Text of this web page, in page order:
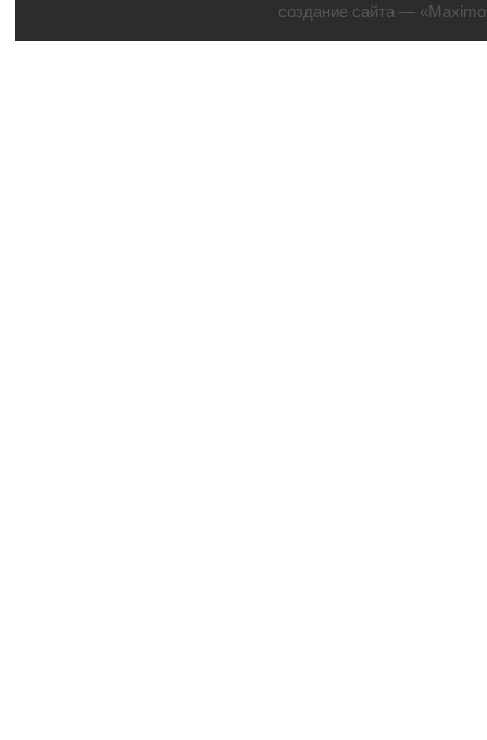
создание сайта —